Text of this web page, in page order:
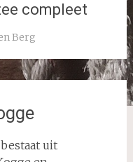
compleet
Berg
uit